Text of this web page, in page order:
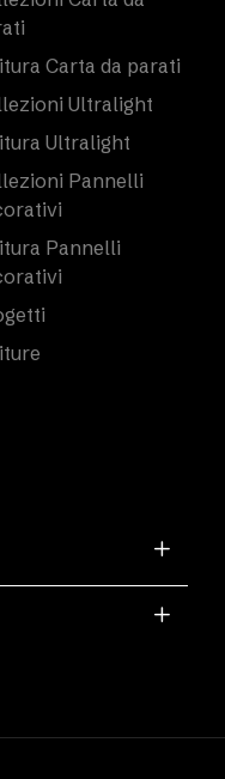
Carta da parati
Ultralight
Ultralight
Pannelli
Pannelli